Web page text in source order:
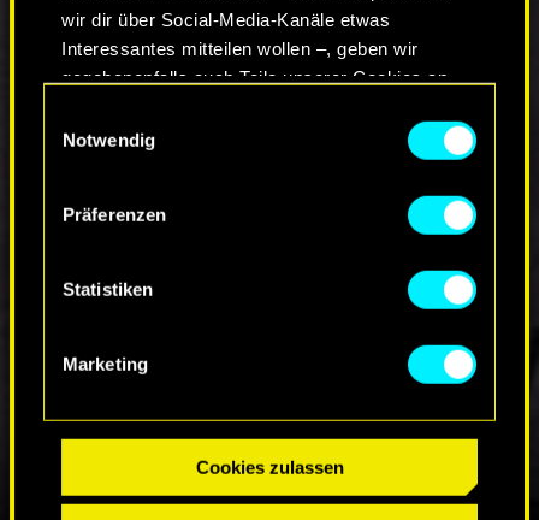
wir dir über Social-Media-Kanäle etwas
Interessantes mitteilen wollen –, geben wir
gegebenenfalls auch Teile unserer Cookies an
Cookies erfordert allerdings deine Zustimmung.
Alle Details zu unserer Nutzung von Cookies
findest du unten im Menü „Einstellungen“, wo du,
das Thema Cookies ändern kannst.
Notwendig
Präferenzen
Statistiken
Marketing
Cookies zulassen
ZUR DISKUSSION